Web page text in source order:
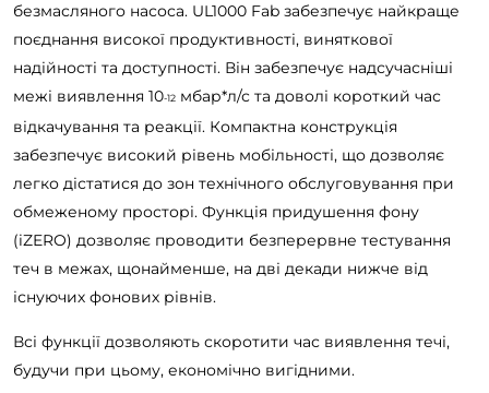
безмасляного насоса. UL1000 Fab забезпечує найкраще
поєднання високої продуктивності, виняткової
надійності та доступності. Він забезпечує надсучасніші
межі виявлення 10-12 мбар*л/с та доволі короткий час
відкачування та реакції. Компактна конструкція
забезпечує високий рівень мобільності, що дозволяє
легко дістатися до зон технічного обслуговування при
обмеженому просторі. Функція придушення фону
(iZERO) дозволяє проводити безперервне тестування
теч в межах, щонайменше, на дві декади нижче від
існуючих фонових рівнів.
Всі функції дозволяють скоротити час виявлення течі,
будучи при цьому, економічно вигідними.